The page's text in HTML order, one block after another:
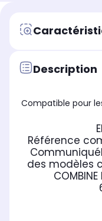
Description
Compatible pour
Référence
Communiqué
des modèles
COMBINE